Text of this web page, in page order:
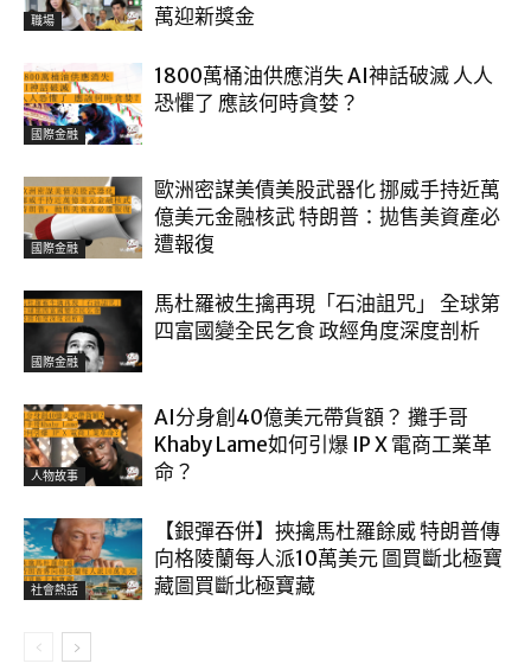
職場
萬迎新獎金
國際金融
1800萬桶油供應消失 AI神話破滅 人人
恐懼了 應該何時貪婪？
國際金融
歐洲密謀美債美股武器化 挪威手持近萬
億美元金融核武 特朗普：拋售美資產必
遭報復
國際金融
馬杜羅被生擒再現「石油詛咒」 全球第
四富國變全民乞食 政經角度深度剖析
人物故事
AI分身創40億美元帶貨額？ 攤手哥
Khaby Lame如何引爆 IP X 電商工業革
命？
社會熱話
【銀彈吞併】挾擒馬杜羅餘威 特朗普傳
向格陵蘭每人派10萬美元 圖買斷北極寶
藏圖買斷北極寶藏